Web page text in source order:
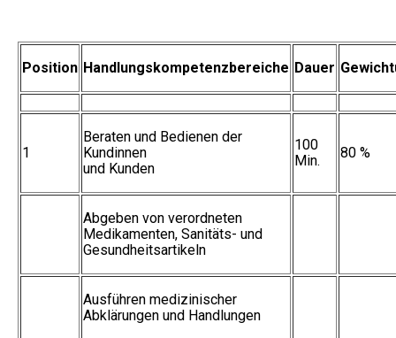
Position Handlungskompetenzbereiche Dauer
1
Beraten und Bedienen der
Kundinnen
und Kunden
100
Min.
80 %
Abgeben von verordneten
Medikamenten, Sanitäts- und
Gesundheitsartikeln
Ausführen medizinischer
Abklärungen und Handlungen